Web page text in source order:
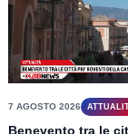
Nessuna nuova
criticità igienico-